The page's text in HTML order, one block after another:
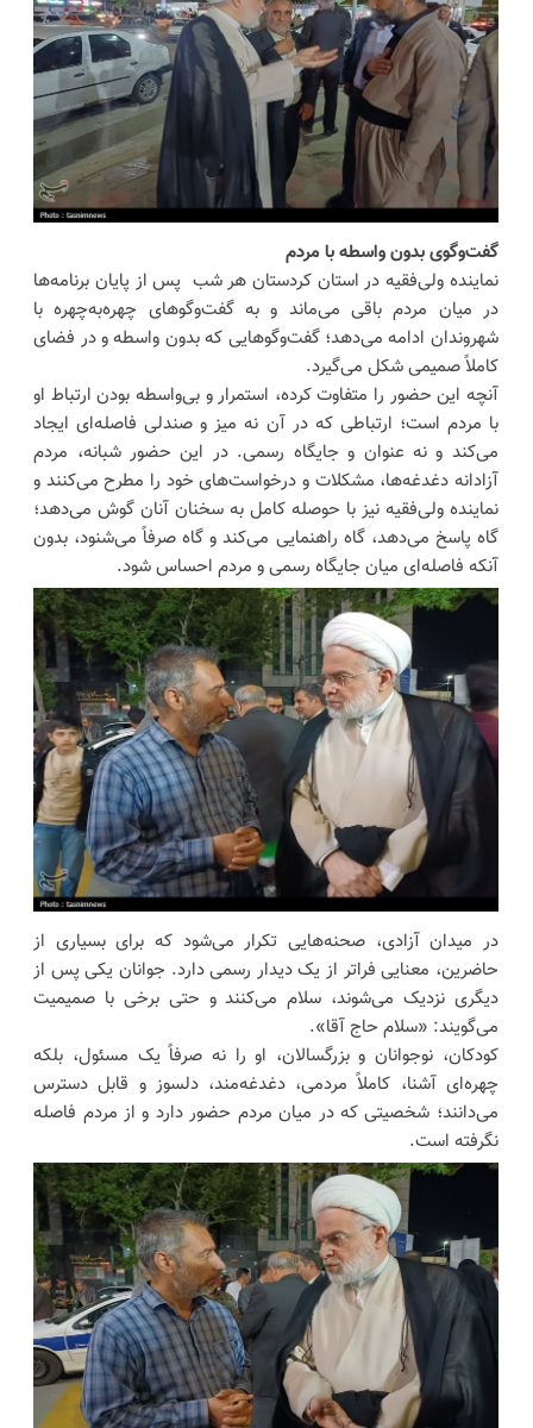
گفت‌وگوی بدون واسطه با مردم
نماینده ولی‌فقیه در استان کردستان هر شب پس از پایان برنامه‌ها
در میان مردم باقی می‌ماند و به گفت‌وگوهای چهره‌به‌چهره با
شهروندان ادامه می‌دهد؛ گفت‌وگوهایی که بدون واسطه و در فضای
کاملاً صمیمی شکل می‌گیرد.
آنچه این حضور را متفاوت کرده، استمرار و بی‌واسطه بودن ارتباط او
با مردم است؛ ارتباطی که در آن نه میز و صندلی فاصله‌ای ایجاد
می‌کند و نه عنوان و جایگاه رسمی. در این حضور شبانه، مردم
آزادانه دغدغه‌ها، مشکلات و درخواست‌های خود را مطرح می‌کنند و
نماینده ولی‌فقیه نیز با حوصله کامل به سخنان آنان گوش می‌دهد؛
گاه پاسخ می‌دهد، گاه راهنمایی می‌کند و گاه صرفاً می‌شنود، بدون
آنکه فاصله‌ای میان جایگاه رسمی و مردم احساس شود.
در میدان آزادی، صحنه‌هایی تکرار می‌شود که برای بسیاری از
حاضرین، معنایی فراتر از یک دیدار رسمی دارد. جوانان یکی پس از
دیگری نزدیک می‌شوند، سلام می‌کنند و حتی برخی با صمیمیت
می‌گویند: «سلام حاج آقا».
کودکان، نوجوانان و بزرگسالان، او را نه صرفاً یک مسئول، بلکه
چهره‌ای آشنا، کاملاً مردمی، دغدغه‌مند، دلسوز و قابل دسترس
می‌دانند؛ شخصیتی که در میان مردم حضور دارد و از مردم فاصله
نگرفته است.